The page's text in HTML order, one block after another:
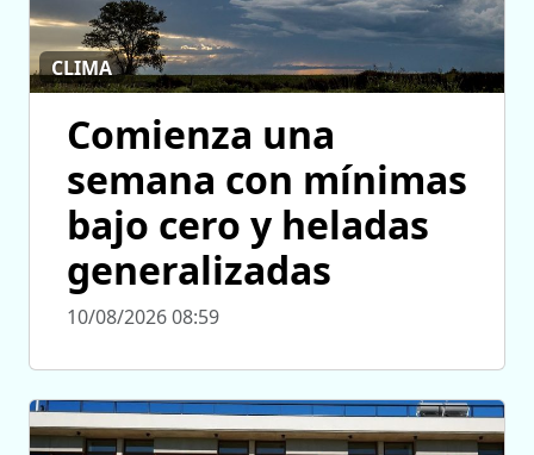
CLIMA
Comienza una
semana con mínimas
bajo cero y heladas
generalizadas
10/08/2026 08:59